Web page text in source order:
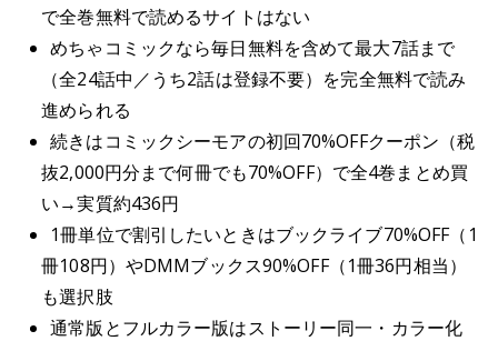
で全巻無料で読めるサイトはない
めちゃコミックなら毎日無料を含めて最大7話まで
（全24話中／うち2話は登録不要）を完全無料で読み
進められる
続きはコミックシーモアの初回70%OFFクーポン（税
抜2,000円分まで何冊でも70%OFF）で全4巻まとめ買
い→実質約436円
1冊単位で割引したいときはブックライブ70%OFF（1
冊108円）やDMMブックス90%OFF（1冊36円相当）
も選択肢
通常版とフルカラー版はストーリー同一・カラー化